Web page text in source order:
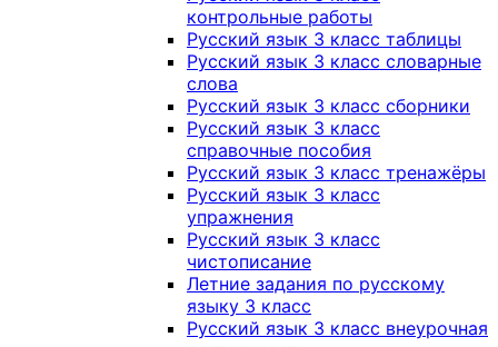
контрольные работы
Русский язык 3 класс таблицы
Русский язык 3 класс словарные
слова
Русский язык 3 класс сборники
Русский язык 3 класс
справочные пособия
Русский язык 3 класс тренажёры
Русский язык 3 класс
упражнения
Русский язык 3 класс
чистописание
Летние задания по русскому
языку 3 класс
Русский язык 3 класс внеурочная